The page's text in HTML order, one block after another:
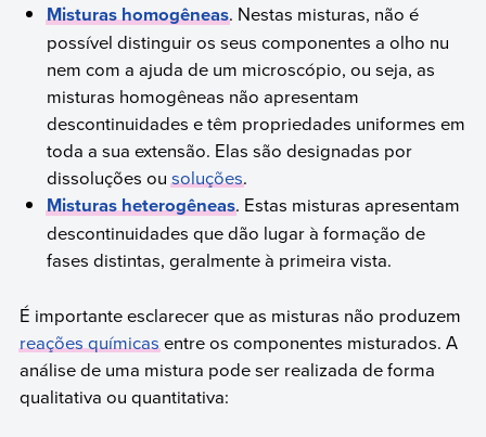
Misturas homogêneas. Nestas misturas, não é
possível distinguir os seus componentes a olho nu
nem com a ajuda de um microscópio, ou seja, as
misturas homogêneas não apresentam
descontinuidades e têm propriedades uniformes em
toda a sua extensão. Elas são designadas por
dissoluções ousoluções.
Misturas heterogêneas. Estas misturas apresentam
descontinuidades que dão lugar à formação de
fases distintas, geralmente à primeira vista.
É importante esclarecer que as misturas não produzem
reações químicasentre os componentes misturados. A
análise de uma mistura pode ser realizada de forma
qualitativa ou quantitativa: